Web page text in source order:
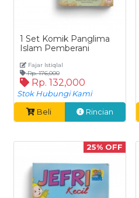
1 Set Komik Panglima
Islam Pemberani
Fajar Istiqlal
Rp. 176,000
Rp. 132,000
Stok Hubungi Kami
Beli
Rincian
25% OFF